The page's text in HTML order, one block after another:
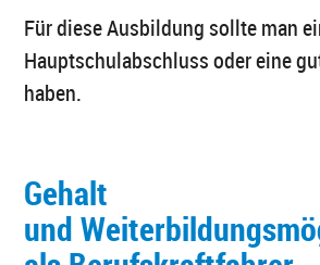
Für diese Ausbildung sollte man
Hauptschulabschluss oder eine
haben.
Gehalt
und